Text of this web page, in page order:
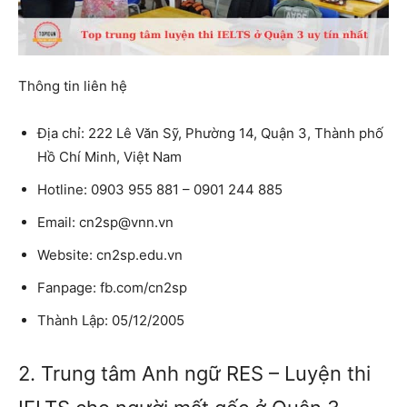
Thông tin liên hệ
Địa chỉ: 222 Lê Văn Sỹ, Phường 14, Quận 3, Thành phố
Hồ Chí Minh, Việt Nam
Hotline: 0903 955 881 – 0901 244 885
Email: cn2sp@vnn.vn
Website: cn2sp.edu.vn
Fanpage: fb.com/cn2sp
Thành Lập: 05/12/2005
2. Trung tâm Anh ngữ RES – Luyện thi